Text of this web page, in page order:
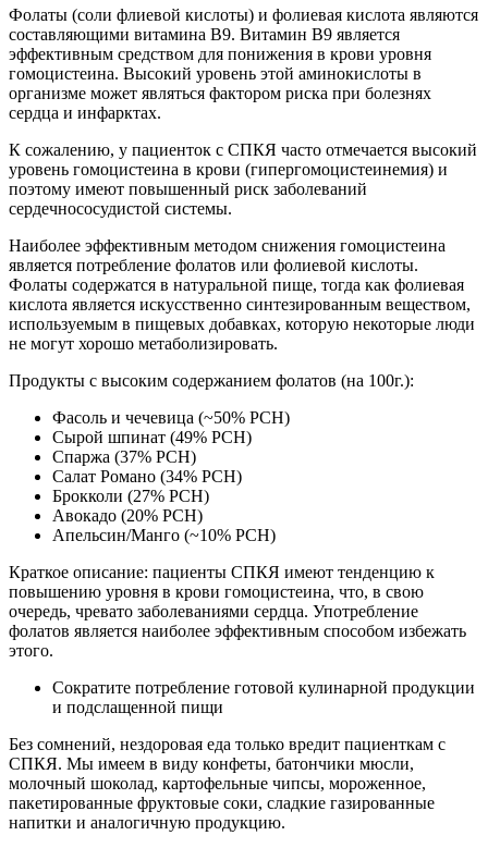
Фолаты (соли флиевой кислоты) и фолиевая кислота являются
составляющими витамина B9. Витамин B9 является
эффективным средством для понижения в крови уровня
гомоцистеина. Высокий уровень этой аминокислоты в
организме может являться фактором риска при болезнях
сердца и инфарктах.
К сожалению, у пациенток с СПКЯ часто отмечается высокий
уровень гомоцистеина в крови (гипергомоцистеинемия) и
поэтому имеют повышенный риск заболеваний
сердечнососудистой системы.
Наиболее эффективным методом снижения гомоцистеина
является потребление фолатов или фолиевой кислоты.
Фолаты содержатся в натуральной пище, тогда как фолиевая
кислота является искусственно синтезированным веществом,
используемым в пищевых добавках, которую некоторые люди
не могут хорошо метаболизировать.
Продукты с высоким содержанием фолатов (на 100г.):
Фасоль и чечевица (~50% РСН)
Сырой шпинат (49% РСН)
Спаржа (37% РСН)
Салат Романо (34% РСН)
Брокколи (27% РСН)
Авокадо (20% РСН)
Апельсин/Манго (~10% РСН)
Краткое описание: пациенты СПКЯ имеют тенденцию к
повышению уровня в крови гомоцистеина, что, в свою
очередь, чревато заболеваниями сердца. Употребление
фолатов является наиболее эффективным способом избежать
этого.
Сократите потребление готовой кулинарной продукции
и подслащенной пищи
Без сомнений, нездоровая еда только вредит пациенткам с
СПКЯ. Мы имеем в виду конфеты, батончики мюсли,
молочный шоколад, картофельные чипсы, мороженное,
пакетированные фруктовые соки, сладкие газированные
напитки и аналогичную продукцию.